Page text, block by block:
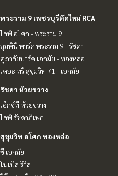
พระราม 9 เพชรบุรีตัดใหม่ RCA
ไลฟ์ อโศก - พระราม 9
ลุมพินี พาร์ค พระราม 9 - รัชดา
ศุภาลัยปาร์ค เอกมัย - ทองหล่อ
เดอะ ทรี สุขุมวิท 71 - เอกมัย
รัชดา ห้วยขวาง
เอ็กซ์ที ห้วยขวาง
ไลฟ์ รัชดาภิเษก
สุขุมวิท อโศก ทองหล่อ
ซี เอกมัย
โนเบิล รีวิล